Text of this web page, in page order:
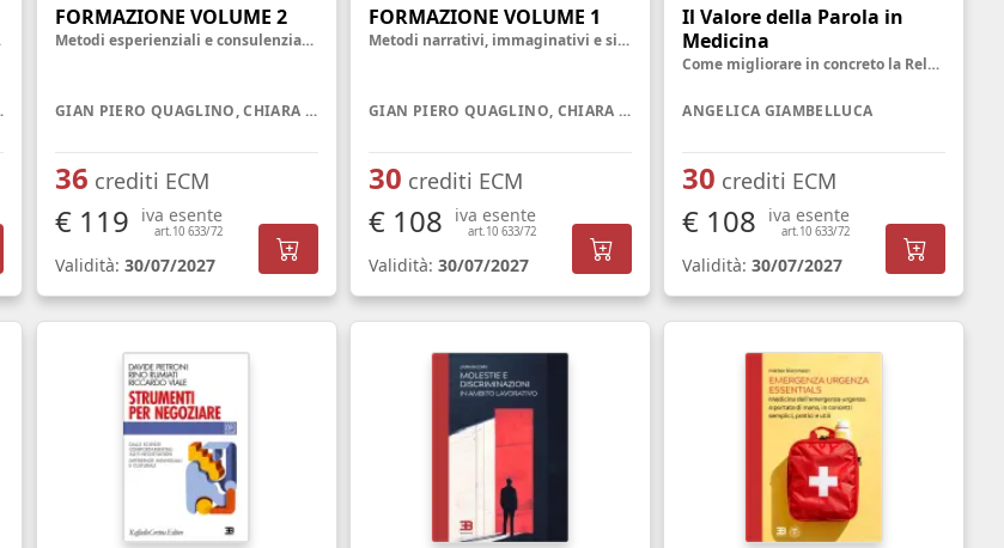
FORMAZIONE VOLUME 2
Metodi esperienziali e consulenziali uno-a-uno
GIAN PIERO QUAGLINO, CHIARA GHISLIERI
36 crediti ECM
€ 119 iva esente
art.10 633/72
Validità: 30/07/2027
FORMAZIONE VOLUME 1
Metodi narrativi, immaginativi e simbolici
GIAN PIERO QUAGLINO, CHIARA GHISLIERI
30 crediti ECM
€ 108 iva esente
art.10 633/72
Validità:30/07/2027
Il Valore della Parola in
Medicina
Come migliorare in concreto la Relazione medico-paziente attraverso la Comunicazione
ANGELICA GIAMBELLUCA
30 crediti ECM
€ 108 iva esente
art.10 633/72
Validità:30/07/2027